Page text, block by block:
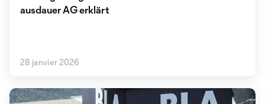
ausdauer AG erklärt
28 janvier 2026